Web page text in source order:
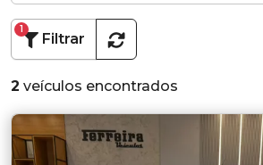
Filtrar
1
2 veículos encontrados